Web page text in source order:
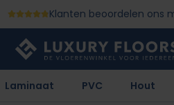
naar de hoofdinhoud
Ga naar de zoekopdracht
Ga naar de hoofdnavigatie
Klanten beoordelen ons
Laminaat PVC Hout